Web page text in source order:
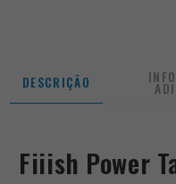
DESCRIÇÃO
Fiiish Power